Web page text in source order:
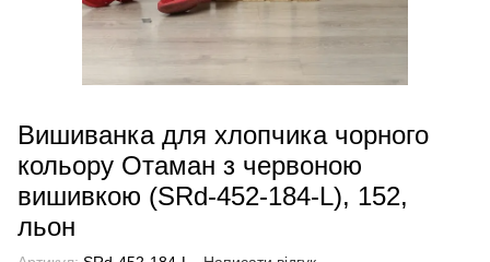
Вишиванка для хлопчика чорного
кольору Отаман з червоною
вишивкою (SRd-452-184-L), 152,
льон